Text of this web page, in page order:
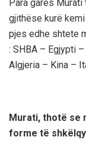
Para garës
gjithëse kurë
pjes edhe shtete
: SHBA – Egjypti
Algjeria – Kina –
Murati, thotë se
forme të